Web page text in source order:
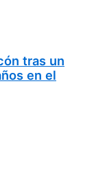
tras un
en el